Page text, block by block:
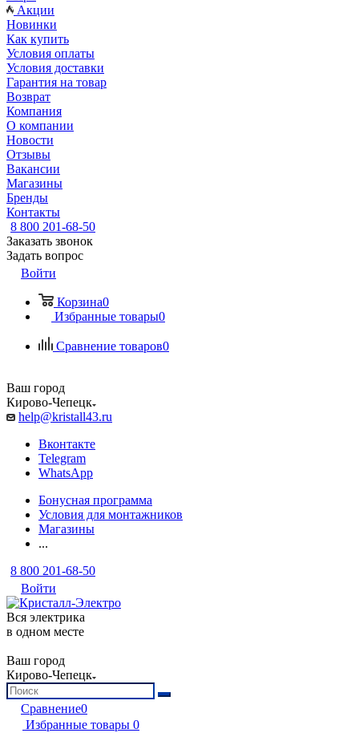
Акции
Новинки
Как купить
Условия оплаты
Условия доставки
Гарантия на товар
Возврат
Компания
О компании
Новости
Отзывы
Вакансии
Магазины
Бренды
Контакты
8 800 201-68-50
Заказать звонок
Задать вопрос
Войти
Корзина0
Избранные товары0
Сравнение товаров0
Ваш город
Кирово-Чепецк
help@kristall43.ru
Вконтакте
Telegram
WhatsApp
Бонусная программа
Условия для монтажников
Магазины
...
8 800 201-68-50
Войти
Вся электрика
в одном месте
Ваш город
Кирово-Чепецк
Сравнение0
Избранные товары 0